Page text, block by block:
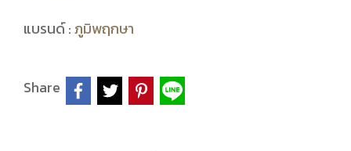
แบรนด์ :ภูมิพฤกษา
Share